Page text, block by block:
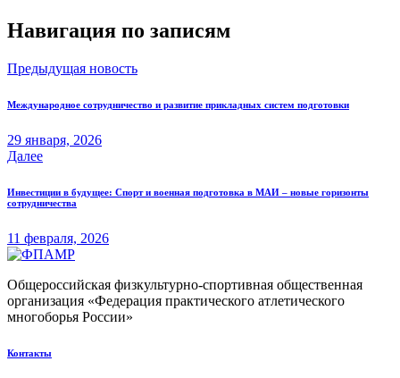
Навигация по записям
Предыдущая новость
Международное сотрудничество и развитие прикладных систем подготовки
29 января, 2026
Далее
Инвестиции в будущее: Спорт и военная подготовка в МАИ – новые горизонты
сотрудничества
11 февраля, 2026
Общероссийская физкультурно-спортивная общественная
организация «Федерация практического атлетического
многоборья России»
Контакты​